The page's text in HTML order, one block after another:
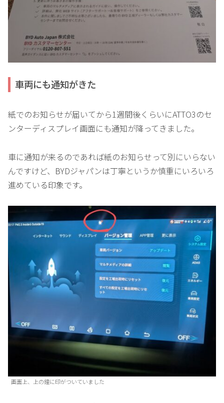
車両にも通知がきた
紙でのお知らせが届いてから1週間後くらいにATTO3のセ
ンターディスプレイ画面にも通知が降ってきました。
車に通知が来るのであれば紙のお知らせって別にいらない
んですけど、BYDジャパンは丁寧というか慎重にいろいろ
進めている印象です。
画面上、上の鐘に印がついていました